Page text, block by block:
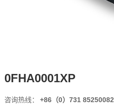
0FHA0001XP
咨询热线： +86（0）731 85250082